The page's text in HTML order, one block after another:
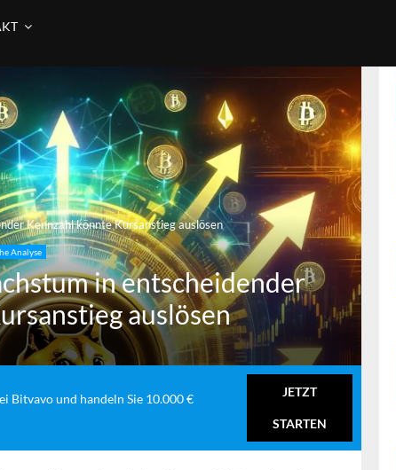
Kennzahl könnte Kursanstieg auslösen
Analyse
in entscheidender
auslösen
Bitvavo und handeln Sie 10.000 €
JETZT
STARTEN